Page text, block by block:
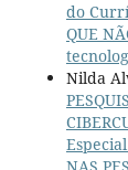
do
QUE
Nilda